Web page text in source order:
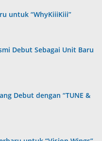
untuk “WhyKiiiKiii”
Debut Sebagai Unit Baru
Debut dengan “TUNE &